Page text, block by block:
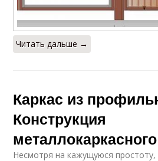
Читать дальше →
Каркас из
Конструкция
Несмотря на кажущуюся